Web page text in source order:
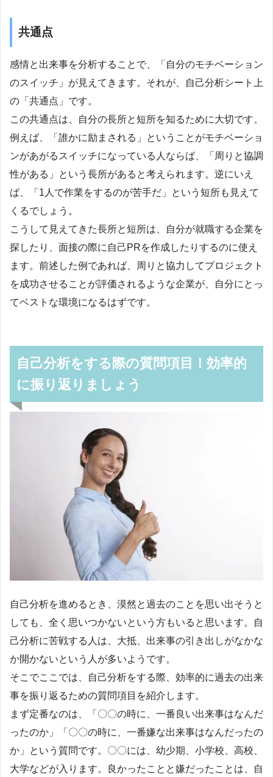
共通点
感情と出来事を分析することで、「自分のモチベーション
のスイッチ」が見えてきます。それが、自己分析シート上
の「共通点」です。
この共通点は、自分の長所と短所を知るために大切です。
例えば、「誰かに励まされる」ということがモチベーショ
ンがあがるスイッチになっている人ならば、「周りと協調
性がある」という長所があると考えられます。逆にいえ
ば、「1人で作業をするのが苦手だ」という短所も見えて
くるでしょう。
こうして見えてきた長所と短所は、自分が就職する企業を
探したり、面接の際に自己PRを作成したりするのに使え
ます。前述した例であれば、周りと協力してプロジェクト
を成功させることが評価されるような企業が、自分にとっ
てベストな環境になるはずです。
自己分析をする際の質問項目！効率的
に振り返りましょう
自己分析を進めるとき、漠然と過去のことを思い出そうと
しても、全く思いつかないという方もいると思います。自
己分析に苦戦する人は、大抵、出来事の引き出しがなかな
か開かないという人が多いようです。
そこでここでは、自己分析をする際、効率的に過去の出来
事を振り返るための質問項目を紹介します。
まず定番なのは、「〇〇の時に、一番良い出来事はなんだ
ったのか」「〇〇の時に、一番嫌な出来事はなんだったの
か」という質問です。〇〇には、幼少期、小学校、高校、
大学などが入ります。良かったことと嫌だったことは、自